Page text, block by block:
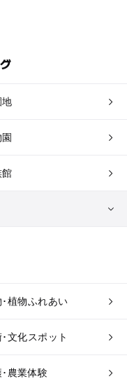
地
館
植物ふれあい
文化スポット
･農業体験